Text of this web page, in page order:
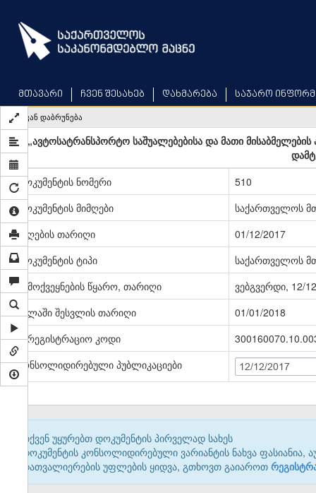
main
content
მთავარი ჩვენ შესახებ დახმარება საჯარო
უკან დაბრუნება
„ავტოსატრანსპორტო საშუალებებისა და მათი
დოკუმენტის ნომერი
510
დოკუმენტის მიმღები
საქართველოს
მიღების თარიღი
01/12/2017
დოკუმენტის ტიპი
საქართველოს
გამოქვეყნების წყარო, თარიღი
ვებგვერდი, 12/
ძალაში შესვლის თარიღი
01/01/2018
სარეგისტრაციო კოდი
კონსოლიდირებული პუბლიკაციები
12/12/2017
თქვენ უყურებთ დოკუმენტის პირველად სახეს
დოკუმენტის კონსოლიდირებული ვარიანტის ნახვა ფასიანია,
დათვალიერების უფლების ყიდვა, გთხოვთ გაიაროთ